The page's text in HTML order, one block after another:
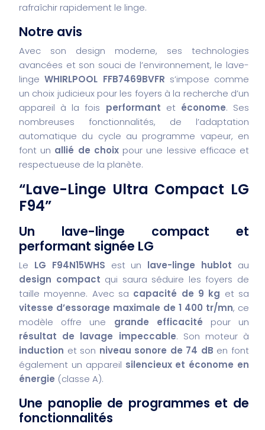
rafraîchir rapidement le linge.
Notre avis
Avec son design moderne, ses technologies
avancées et son souci de l’environnement, le lave-
lingeWHIRLPOOL FFB7469BVFR s’impose comme
un choix judicieux pour les foyers à la recherche d’un
appareil à la fois performant et économe. Ses
nombreuses fonctionnalités, de l’adaptation
automatique du cycle au programme vapeur, en
font un allié de choixpour une lessive efficace et
respectueuse de la planète.
“Lave-Linge Ultra Compact LG
F94”
Un lave-linge compact et
performant signée LG
Le LG F94N15WHS est un lave-linge hublot au
design compact qui saura séduire les foyers de
taille moyenne. Avec sa capacité de 9 kg et sa
vitesse d’essorage maximale de 1 400 tr/mn, ce
modèle offre une grande efficacité pour un
résultat de lavage impeccable. Son moteur à
induction et son niveau sonore de 74 dB en font
également un appareil silencieux et économe en
énergie (classe A).
Une panoplie de programmes et de
fonctionnalités